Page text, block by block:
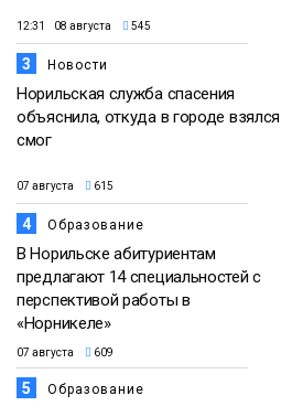
12:31 08 августа 545
3 Новости
Норильская служба спасения
объяснила, откуда в городе взялся
смог
07 августа 615
4 Образование
В Норильске абитуриентам
предлагают 14 специальностей с
перспективой работы в
«Норникеле»
07 августа 609
5 Образование